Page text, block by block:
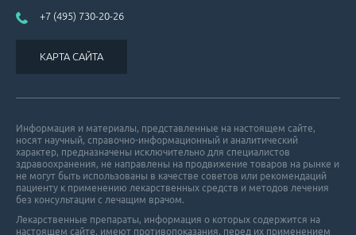
+7 (495) 730-20-26
КАРТА САЙТА
Информация и материалы, представленные на настоящем сайте,
носят научный, справочно-информационный и аналитический
характер, предназначены исключительно для специалистов
здравоохранения, не направлены на продвижение товаров на рынке и
не могут быть использованы в качестве советов или рекомендаций
пациенту к применению лекарственных средств и методов лечения
без консультации с лечащим врачом.
Лекарственные препараты, информация о которых содержится на
настоящем сайте, имеют противопоказания, перед их применением